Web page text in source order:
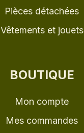
Pièces détachées
Vêtements et jouets
BOUTIQUE
Mon compte
Mes commandes